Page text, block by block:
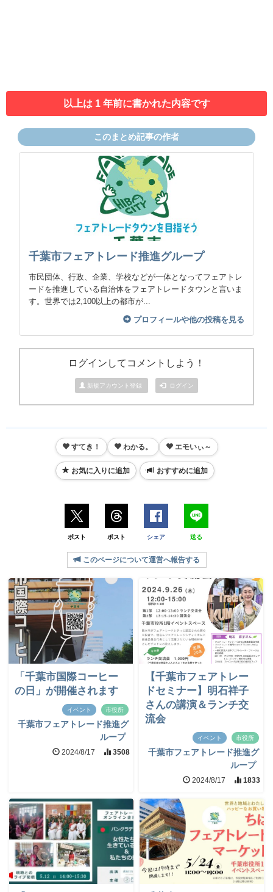
以上は 1 年前に書かれた内容です
このまとめ記事の作者
千葉市フェアトレード推進グループ
市民団体、行政、企業、学校などが一体となってフェアトレ
ードを推進している自治体をフェアトレードタウンと言いま
す。世界では2,100以上の都市が...
プロフィールや他の投稿を見る
ログインしてコメントしよう！
新規アカウント登録 ログイン
すてき！ わかる。 エモいぃ～
お気に入りに追加 おすすめに追加
ポスト ポスト シェア 送る
このページについて運営へ報告する
「千葉市国際コーヒー
の日」が開催されます
イベント 市役所
千葉市フェアトレード推進グ
ループ
2024/8/17 3508
【千葉市フェアトレー
ドセミナー】明石祥子
さんの講演＆ランチ交
流会
イベント 市役所
千葉市フェアトレード推進グ
ループ
2024/8/17 1833